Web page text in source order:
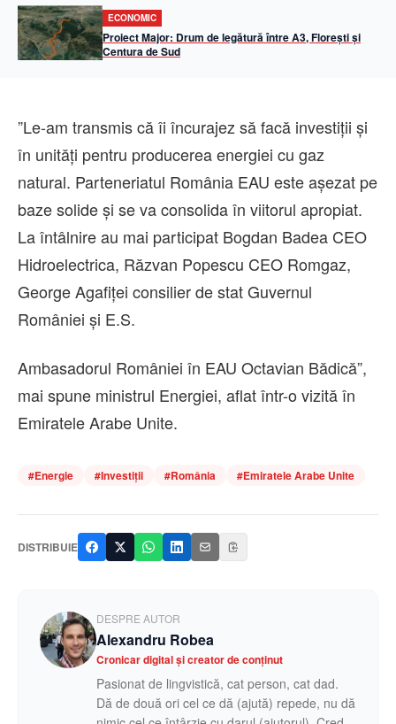
ECONOMIC
Proiect Major: Drum de legătură între A3, Florești și
Centura de Sud
”Le-am transmis că îi încurajez să facă investiţii şi
în unităţi pentru producerea energiei cu gaz
natural. Parteneriatul România EAU este aşezat pe
baze solide şi se va consolida în viitorul apropiat.
La întâlnire au mai participat Bogdan Badea CEO
Hidroelectrica, Răzvan Popescu CEO Romgaz,
George Agafiţei consilier de stat Guvernul
României şi E.S.
Ambasadorul României în EAU Octavian Bădică”,
mai spune ministrul Energiei, aflat într-o vizită în
Emiratele Arabe Unite.
#Energie #Investiții #România #Emiratele Arabe Unite
DISTRIBUIE
DESPRE AUTOR
Alexandru Robea
Cronicar digital și creator de conținut
Pasionat de lingvistică, cat person, cat dad.
Dă de două ori cel ce dă (ajută) repede, nu dă